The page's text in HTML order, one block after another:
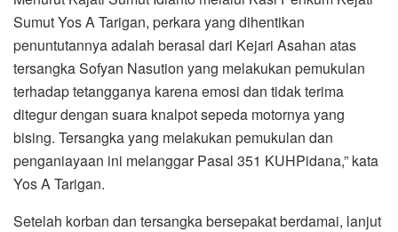
Sumut Yos A Tarigan, perkara yang dihentikan
penuntutannya adalah berasal dari Kejari Asahan atas
tersangka Sofyan Nasution yang melakukan pemukulan
terhadap tetangganya karena emosi dan tidak terima
ditegur dengan suara knalpot sepeda motornya yang
bising. Tersangka yang melakukan pemukulan dan
penganiayaan ini melanggar Pasal 351 KUHPidana,” kata
Yos A Tarigan.
Setelah korban dan tersangka bersepakat berdamai, lanjut